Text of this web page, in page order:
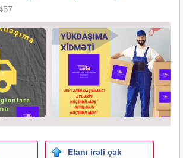
Elanı irəli çək